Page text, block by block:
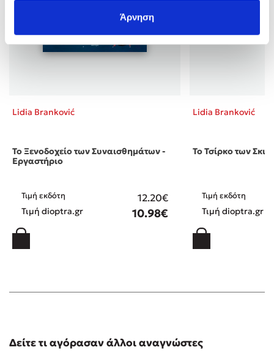
Άρνηση
Lidia Branković
To Ξενοδοχείο των Συναισθημάτων -
Εργαστήριο
Τιμή εκδότη 12.20€
Τιμή dioptra.gr 10.98€
Lidia Branković
To Τσίρκο των
Τιμή εκδότη
Τιμή dioptra.gr
Δείτε τι αγόρασαν άλλοι αναγνώστες